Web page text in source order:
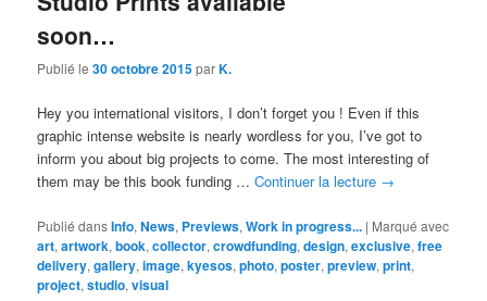
soon…
Publié le30 octobre 2015parK.
Hey you international visitors, I don’t forget you ! Even if this
graphic intense website is nearly wordless for you, I’ve got to
inform you about big projects to come. The most interesting of
them may be this book funding …Continuer la lecture →
Publié dansInfo,News, Previews,Work in progress... | Marqué avec
art,artwork,book,collector,crowdfunding,design,exclusive,free
delivery,gallery,image,kyesos,photo,poster,preview,print,
project,studio,visual